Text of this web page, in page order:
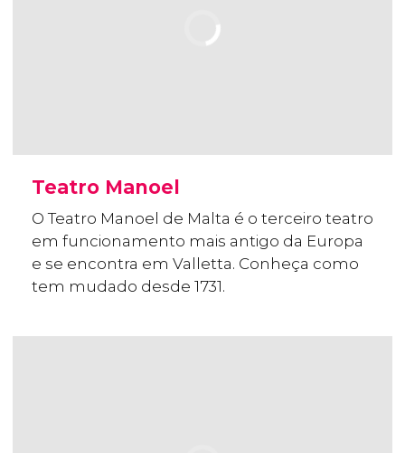
Teatro Manoel
O Teatro Manoel de Malta é o terceiro teatro
em funcionamento mais antigo da Europa
e se encontra em Valletta. Conheça como
tem mudado desde 1731.